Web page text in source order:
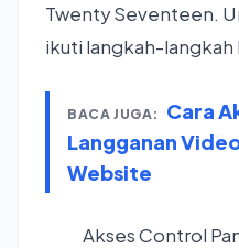
Twenty Seventeen.
ikuti langkah-
BACA JUGA:
Cara
Langganan
Website
Akses Control